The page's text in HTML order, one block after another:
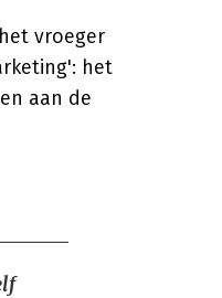
vroeger
het
aan de